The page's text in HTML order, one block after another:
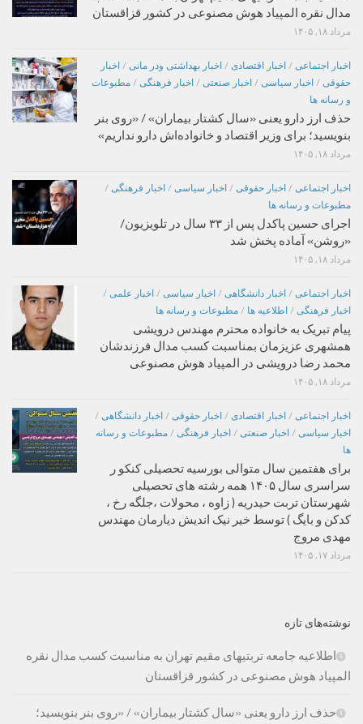
مدال نقره المپیاد هوش مصنوعی در کشور قزاقستان
مرداد ۱۸, ۱۴۰۵
اخبار اجتماعی / اخبار اقتصادی / اخبار بهداشتی ودر مانی / اخبار
حقوقی / اخبار سیاسی / اخبار صنعتی / اخبار فرهنگی / مطبوعات
و رسانه ها
حذف ارز دارو یعنی «سال کشتار بیماران» / «روی بنر
بنویسید؛ برای وزیر اقتصاد و خانواده‌اش دارو نداریم»
مرداد ۱۸, ۱۴۰۵
اخبار اجتماعی / اخبار حقوقی / اخبار سیاسی / اخبار فرهنگی /
مطبوعات و رسانه ها
اجرای حسین پاکدل پس از ۳۳ سال در تلویزیون/
«روشن» آماده پخش شد
مرداد ۱۸, ۱۴۰۵
اخبار اجتماعی / اخبار دانشگاهی / اخبار سیاسی / اخبار علمی /
اخبار فرهنگی / اطلاعیه ها / مطبوعات و رسانه ها
پیام تبریک به خانواده محترم مهندس درویشی
همشهری عزیزمان بمناسبت کسب مدال فرزندشان
محمد رضا درویشی در المپیاد هوش مصنوعی
مرداد ۱۸, ۱۴۰۵
اخبار اجتماعی / اخبار اقتصادی / اخبار حقوقی / اخبار دانشگاهی /
اخبار سیاسی / اخبار صنعتی / اخبار فرهنگی / مطبوعات و رسانه
ها
برای هفتمین سال متوالی بورسیه تحصیلی کنکو ر
سراسری سال ۱۴۰۵ همه رشته های تحصیلی
شهرستان تربت حیدریه ( زاوه ، محولات ،جلگه رخ ،
کدکن و بایگ ) توسط خیر نیک اندیش دیارمان مهندس
مهدی مروج
مرداد ۱۷, ۱۴۰۵
نوشته‌های تازه
اطلاعیه جامعه تربتیهای مقیم تهران به مناسبت کسب مدال نقره
المپیاد هوش مصنوعی در کشور قزاقستان
حذف ارز دارو یعنی «سال کشتار بیماران» / «روی بنر بنویسید؛